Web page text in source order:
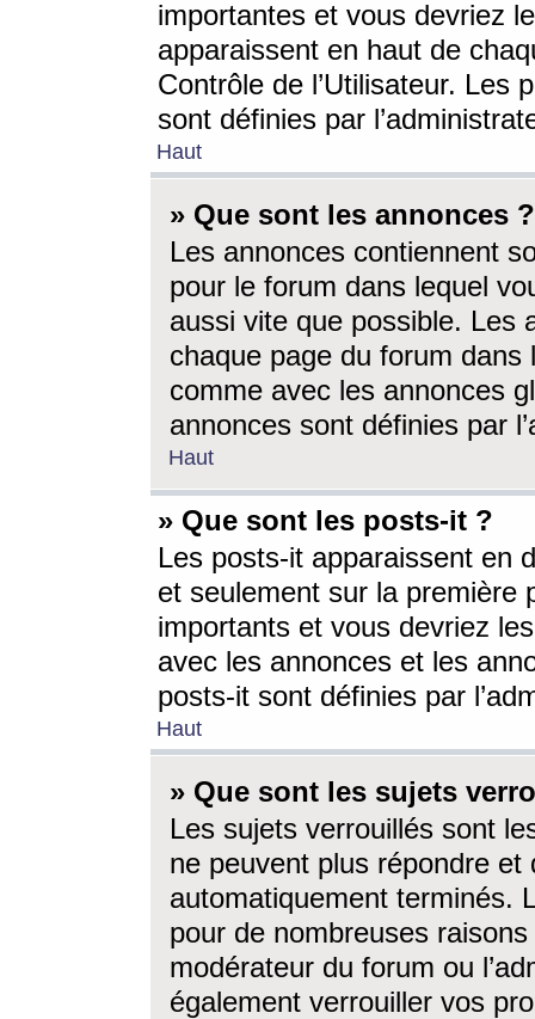
importantes et vous devriez
apparaissent en haut de
Contrôle de l’Utilisateur. Les
sont définies par
Haut
» Que sont les annonces ?
Les annonces contiennent
pour le forum dans lequel
aussi vite que possible. Les
chaque page du forum dans
comme avec les annonces
annonces sont définies par
Haut
» Que sont les posts-it ?
Les posts-it apparaissent en
et seulement sur la première
importants et vous devriez
avec les annonces et les
posts-it sont définies par
Haut
» Que sont les sujets
Les sujets verrouillés sont
ne peuvent plus répondre
automatiquement terminés.
pour de nombreuses
modérateur du forum ou
également verrouiller vos